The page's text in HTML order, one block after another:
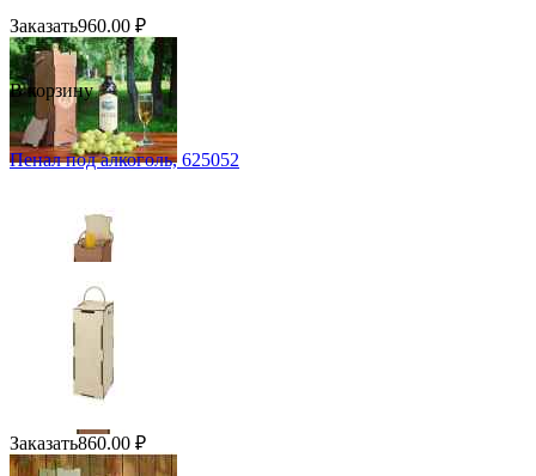
Заказать960.00 ₽
В корзину
Пенал под алкоголь, 625052
Заказать860.00 ₽